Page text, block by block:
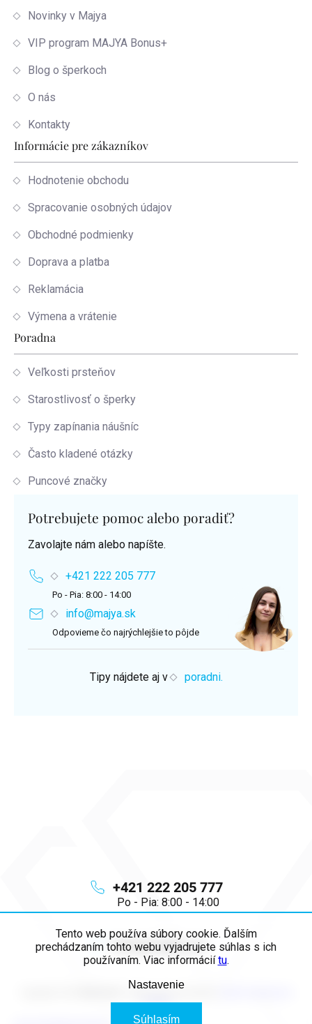
Tento web používa súbory cookie. Ďalším
prechádzaním tohto webu vyjadrujete súhlas s ich
používaním. Viac informáciítu.
Nastavenie
Súhlasím
info@majya.sk
+421 222 205 777
Po - Pia: 8:00 - 14:00
Novinky v Majya
VIP program MAJYA Bonus+
Blog o šperkoch
O nás
Kontakty
Informácie pre zákazníkov
Hodnotenie obchodu
Spracovanie osobných údajov
Obchodné podmienky
Doprava a platba
Reklamácia
Výmena a vrátenie
Poradna
Veľkosti prsteňov
Starostlivosť o šperky
Typy zapínania náušníc
Často kladené otázky
Puncové značky
Potrebujete pomoc alebo poradiť?
Zavolajte nám alebo napíšte.
+421 222 205 777
Po - Pia: 8:00 - 14:00
info@majya.sk
Odpovieme čo najrýchlejšie to pôjde
Tipy nájdete aj v poradni.
cookies